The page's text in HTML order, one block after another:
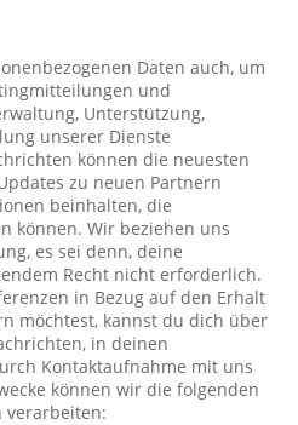
Daten auch, um
und
Unterstützung,
unserer Dienste
können die neuesten
zu neuen Partnern
beinhalten, die
können. Wir beziehen uns
es sei denn, deine
Recht nicht erforderlich.
in Bezug auf den Erhalt
möchtest, kannst du dich über
in deinen
Kontaktaufnahme mit uns
können wir die folgenden
verarbeiten: